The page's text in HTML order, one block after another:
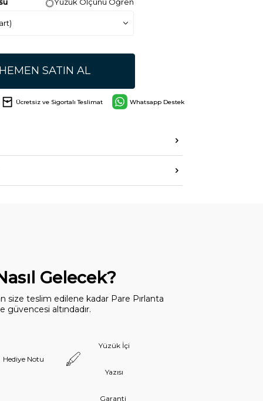
Yüzük Ölçünü Öğren
HEMEN SATIN AL
Ücretsiz ve Sigortalı Teslimat Whatsapp Destek
Gelecek?
size teslim edilene kadar Pare Pırlanta
güvencesi altındadır.
Hediye Notu
Yüzük İçi
Yazısı
Garanti